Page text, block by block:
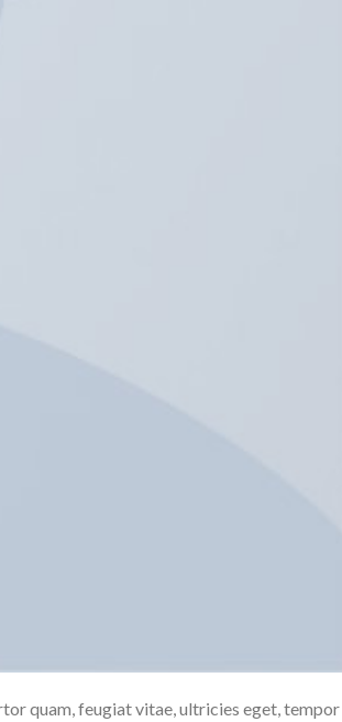
quam, feugiat vitae, ultricies eget, tempor